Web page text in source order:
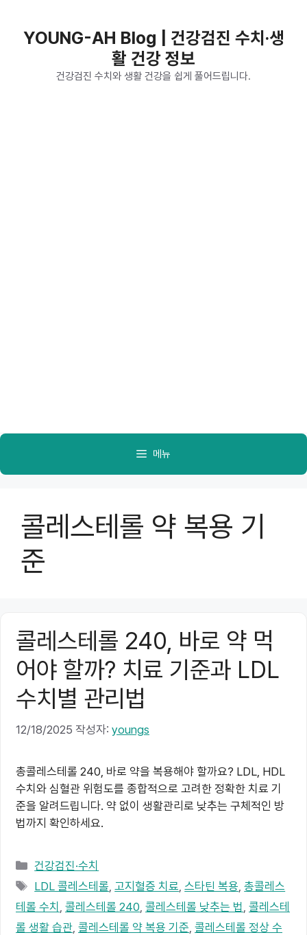
YOUNG-AH Blog | 건강검진 수치·생
활 건강 정보
건강검진 수치와 생활 건강을 쉽게 풀어드립니다.
메뉴
콜레스테롤 약 복용 기
준
콜레스테롤 240, 바로 약 먹
어야 할까? 치료 기준과 LDL
수치별 관리법
12/18/2025 작성자: youngs
총콜레스테롤 240, 바로 약을 복용해야 할까요? LDL, HDL
수치와 심혈관 위험도를 종합적으로 고려한 정확한 치료 기
준을 알려드립니다. 약 없이 생활관리로 낮추는 구체적인 방
법까지 확인하세요.
카
테
리
건강검진·수치
태
그
LDL 콜레스테롤 ,고지혈증 치료 ,스타틴 복용 ,총콜레스
테롤 수치 콜레스테롤 240 콜레스테롤 낮추는 법 콜레스테
롤 생활 습관 콜레스테롤 약 복용 기준 콜레스테롤 정상 수